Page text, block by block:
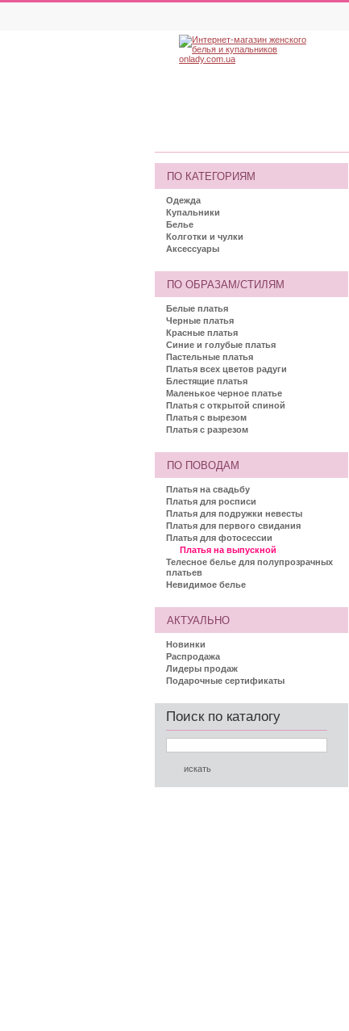
ПО КАТЕГОРИЯМ
Одежда
Купальники
Белье
Колготки и чулки
Аксессуары
ПО ОБРАЗАМ/СТИЛЯМ
Белые платья
Черные платья
Красные платья
Синие и голубые платья
Пастельные платья
Платья всех цветов радуги
Блестящие платья
Маленькое черное платье
Платья с открытой спиной
Платья с вырезом
Платья с разрезом
ПО ПОВОДАМ
Платья на свадьбу
Платья для росписи
Платья для подружки невесты
Платья для первого свидания
Платья для фотосессии
Платья на выпускной
Телесное белье для полупрозрачных
платьев
Невидимое белье
АКТУАЛЬНО
Новинки
Распродажа
Лидеры продаж
Подарочные сертификаты
Поиск по каталогу